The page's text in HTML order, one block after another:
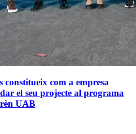
constitueix com a empresa
el seu projecte al programa
UAB